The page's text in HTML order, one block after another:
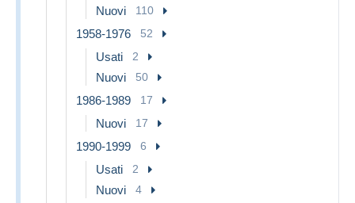
Nuovi 110
1958-1976 52
Usati 2
Nuovi 50
1986-1989 17
Nuovi 17
1990-1999 6
Usati 2
Nuovi 4